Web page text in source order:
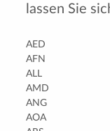
lassen Sie
AED
AFN
ALL
AMD
ANG
AOA